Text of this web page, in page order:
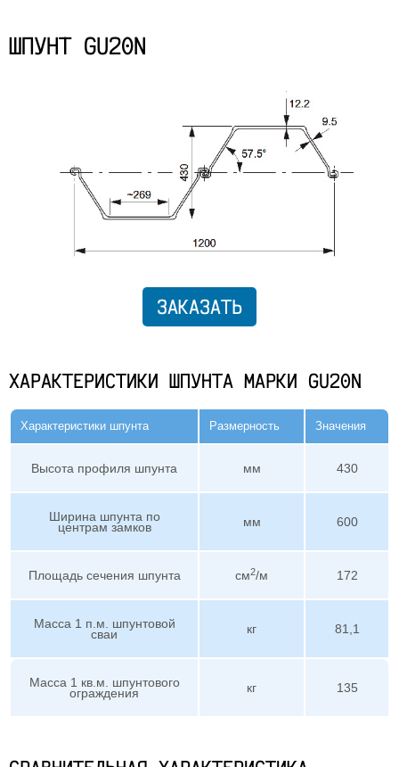
ШПУНТ GU20N
ЗАКАЗАТЬ
ХАРАКТЕРИСТИКИ ШПУНТА МАРКИ GU20N
Характеристики шпунта Размерность Значения
Высота профиля шпунта мм 430
Ширина шпунта по
центрам замков мм 600
Площадь сечения шпунта см2/м 172
Масса 1 п.м. шпунтовой
сваи кг 81,1
Масса 1 кв.м. шпунтового
ограждения кг 135